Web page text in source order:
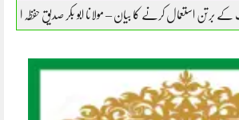
– مولانا ابو بکر صدیق حفظہ اللہ اہل کتاب کے برتن